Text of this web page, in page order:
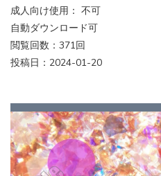
成人向け使用： 不可
自動ダウンロード可
閲覧回数：371回
投稿日：2024-01-20